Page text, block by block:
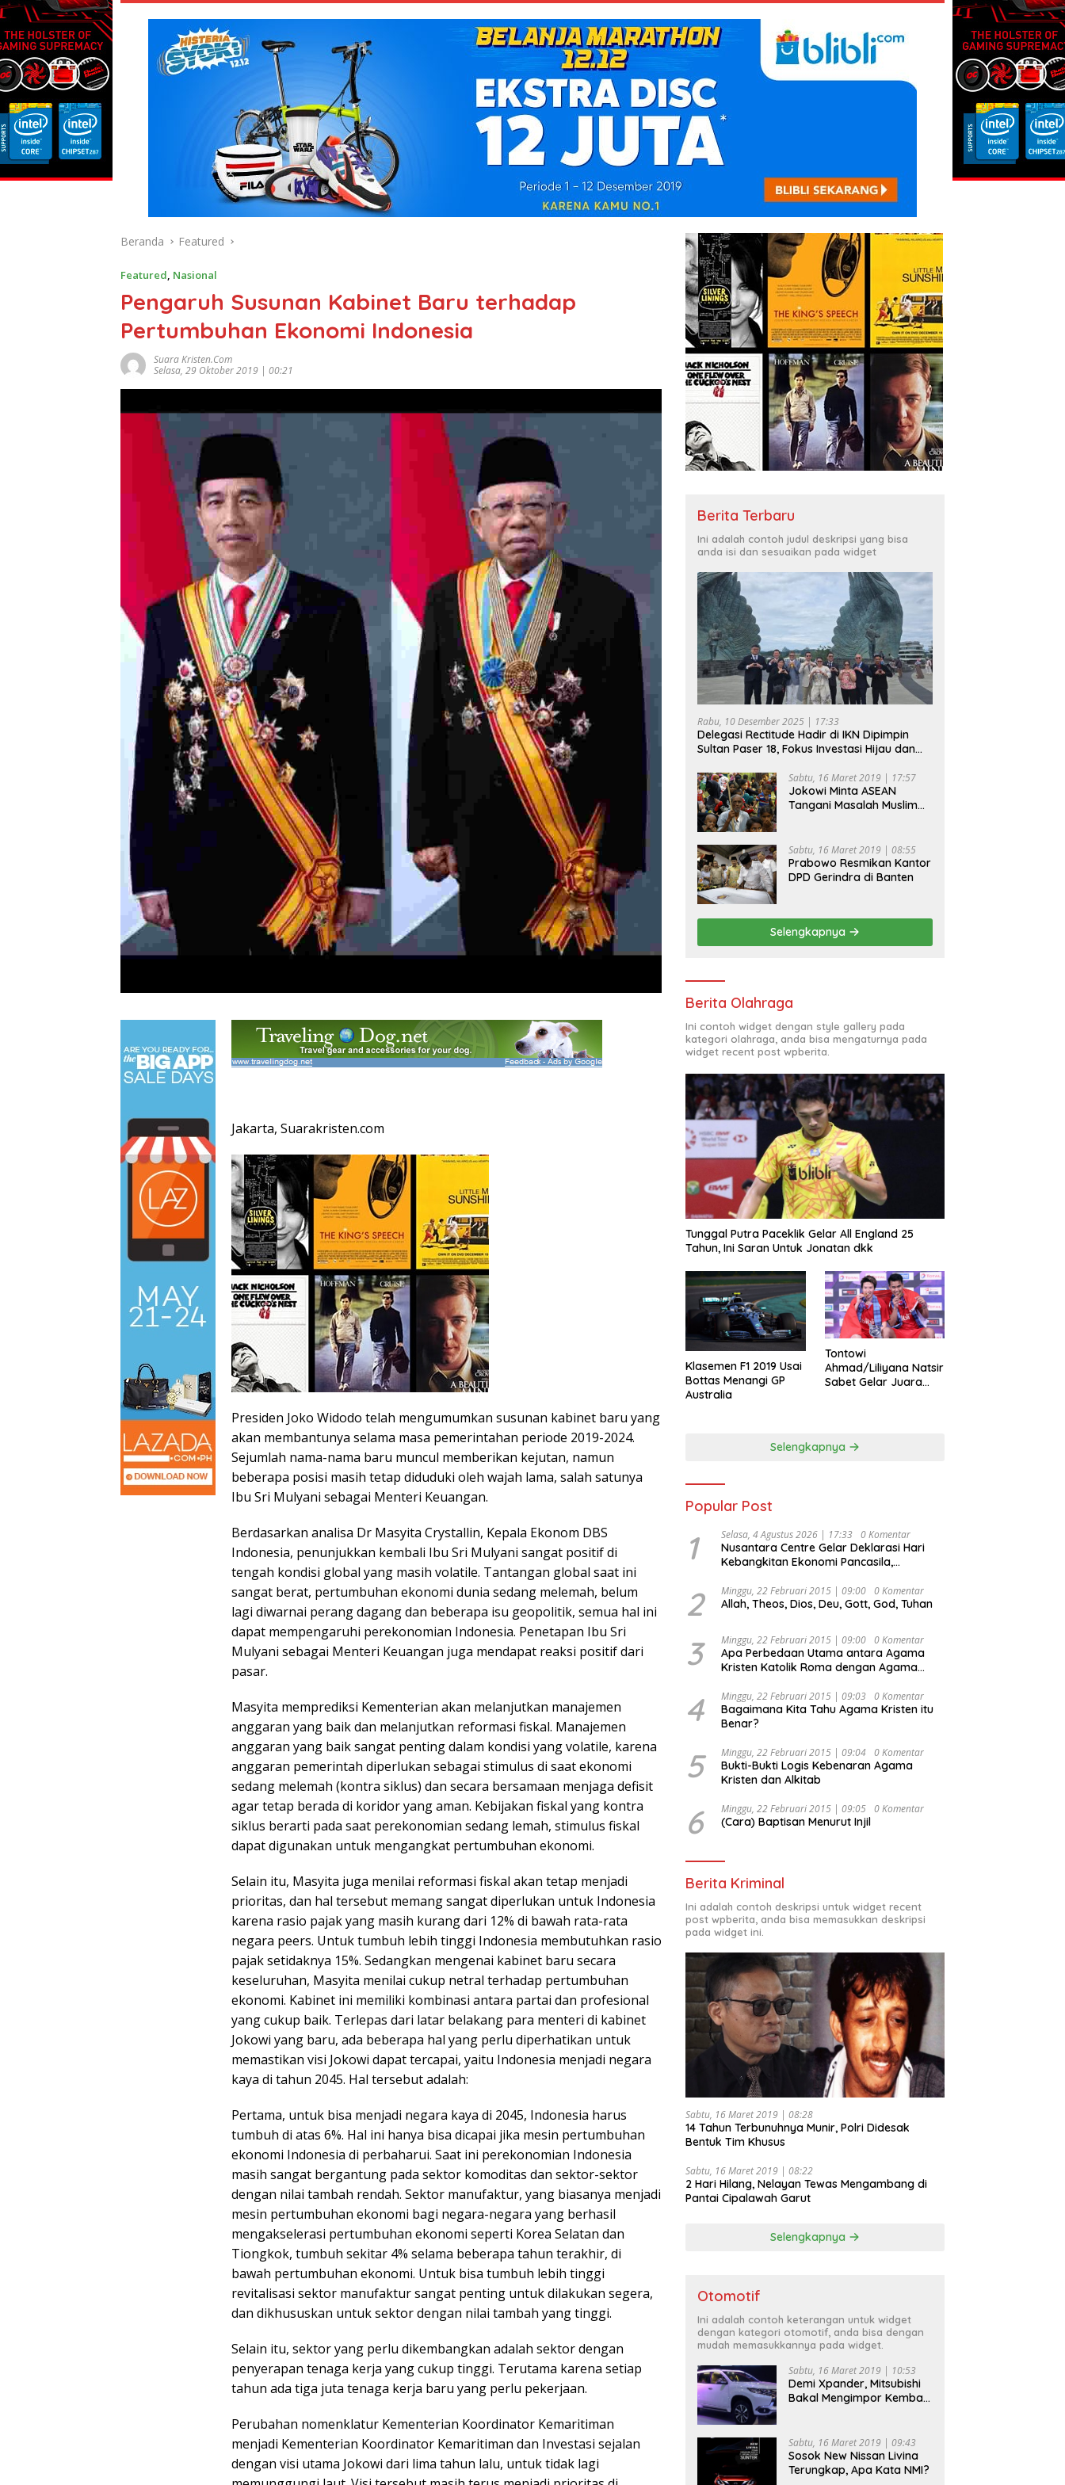
Beranda Featured
Featured, Nasional
Pengaruh Susunan Kabinet Baru terhadap
Pertumbuhan Ekonomi Indonesia
Suara Kristen.com
Selasa, 29 Oktober 2019 | 00:21
Jakarta, Suarakristen.com
Presiden Joko Widodo telah mengumumkan susunan kabinet baru yang
akan membantunya selama masa pemerintahan periode 2019-2024.
Sejumlah nama-nama baru muncul memberikan kejutan, namun
beberapa posisi masih tetap diduduki oleh wajah lama, salah satunya
Ibu Sri Mulyani sebagai Menteri Keuangan.
Berdasarkan analisa Dr Masyita Crystallin, Kepala Ekonom DBS
Indonesia, penunjukkan kembali Ibu Sri Mulyani sangat positif di
tengah kondisi global yang masih volatile. Tantangan global saat ini
sangat berat, pertumbuhan ekonomi dunia sedang melemah, belum
lagi diwarnai perang dagang dan beberapa isu geopolitik, semua hal ini
dapat mempengaruhi perekonomian Indonesia. Penetapan Ibu Sri
Mulyani sebagai Menteri Keuangan juga mendapat reaksi positif dari
pasar.
Masyita memprediksi Kementerian akan melanjutkan manajemen
anggaran yang baik dan melanjutkan reformasi fiskal. Manajemen
anggaran yang baik sangat penting dalam kondisi yang volatile, karena
anggaran pemerintah diperlukan sebagai stimulus di saat ekonomi
sedang melemah (kontra siklus) dan secara bersamaan menjaga defisit
agar tetap berada di koridor yang aman. Kebijakan fiskal yang kontra
siklus berarti pada saat perekonomian sedang lemah, stimulus fiskal
dapat digunakan untuk mengangkat pertumbuhan ekonomi.
Selain itu, Masyita juga menilai reformasi fiskal akan tetap menjadi
prioritas, dan hal tersebut memang sangat diperlukan untuk Indonesia
karena rasio pajak yang masih kurang dari 12% di bawah rata-rata
negara peers. Untuk tumbuh lebih tinggi Indonesia membutuhkan rasio
pajak setidaknya 15%. Sedangkan mengenai kabinet baru secara
keseluruhan, Masyita menilai cukup netral terhadap pertumbuhan
ekonomi. Kabinet ini memiliki kombinasi antara partai dan profesional
yang cukup baik. Terlepas dari latar belakang para menteri di kabinet
Jokowi yang baru, ada beberapa hal yang perlu diperhatikan untuk
memastikan visi Jokowi dapat tercapai, yaitu Indonesia menjadi negara
kaya di tahun 2045. Hal tersebut adalah:
Pertama, untuk bisa menjadi negara kaya di 2045, Indonesia harus
tumbuh di atas 6%. Hal ini hanya bisa dicapai jika mesin pertumbuhan
ekonomi Indonesia di perbaharui. Saat ini perekonomian Indonesia
masih sangat bergantung pada sektor komoditas dan sektor-sektor
dengan nilai tambah rendah. Sektor manufaktur, yang biasanya menjadi
mesin pertumbuhan ekonomi bagi negara-negara yang berhasil
mengakselerasi pertumbuhan ekonomi seperti Korea Selatan dan
Tiongkok, tumbuh sekitar 4% selama beberapa tahun terakhir, di
bawah pertumbuhan ekonomi. Untuk bisa tumbuh lebih tinggi
revitalisasi sektor manufaktur sangat penting untuk dilakukan segera,
dan dikhususkan untuk sektor dengan nilai tambah yang tinggi.
Selain itu, sektor yang perlu dikembangkan adalah sektor dengan
penyerapan tenaga kerja yang cukup tinggi. Terutama karena setiap
tahun ada tiga juta tenaga kerja baru yang perlu pekerjaan.
Perubahan nomenklatur Kementerian Koordinator Kemaritiman
menjadi Kementerian Koordinator Kemaritiman dan Investasi sejalan
dengan visi utama Jokowi dari lima tahun lalu, untuk tidak lagi
Berita Terbaru
Ini adalah contoh judul deskripsi yang bisa
anda isi dan sesuaikan pada widget
Rabu, 10 Desember 2025 | 17:33
Delegasi Rectitude Hadir di IKN Dipimpin
Sultan Paser 18, Fokus Investasi Hijau dan
Sabtu, 16 Maret 2019 | 17:57
Jokowi Minta ASEAN
Tangani Masalah Muslim
Sabtu, 16 Maret 2019 | 08:55
Prabowo Resmikan Kantor
DPD Gerindra di Banten
Selengkapnya
Berita Olahraga
Ini contoh widget dengan style gallery pada
kategori olahraga, anda bisa mengaturnya pada
widget recent post wpberita.
Tunggal Putra Paceklik Gelar All England 25
Tahun, Ini Saran Untuk Jonatan dkk
Klasemen F1 2019 Usai
Bottas Menangi GP
Australia
Tontowi
Ahmad/Liliyana Natsir
Sabet Gelar Juara
Selengkapnya
Popular Post
1 Selasa, 4 Agustus 2026 | 17:33 0 Komentar
Nusantara Centre Gelar Deklarasi Hari
Kebangkitan Ekonomi Pancasila,
Djojohadikusumo Anti Penjajahan
(Pergolakan Ekonomi Politik Indonesia) &
Undang Perekonomian Nasional dan
Kesejahteraan Sosial dalam Menata
Bangsa Menuju Indonesia Emas 2045”,
2 Minggu, 22 Februari 2015 | 09:00 0 Komentar
Allah, Theos, Dios, Deu, Gott, God, Tuhan
3 Minggu, 22 Februari 2015 | 09:00 0 Komentar
Apa Perbedaan Utama antara Agama
Kristen Katolik Roma dengan Agama
4 Minggu, 22 Februari 2015 | 09:03 0 Komentar
Bagaimana Kita Tahu Agama Kristen itu
Benar?
5 Minggu, 22 Februari 2015 | 09:04 0 Komentar
Bukti-Bukti Logis Kebenaran Agama
Kristen dan Alkitab
6 Minggu, 22 Februari 2015 | 09:05 0 Komentar
(Cara) Baptisan Menurut Injil
Berita Kriminal
Ini adalah contoh deskripsi untuk widget recent
post wpberita, anda bisa memasukkan deskripsi
pada widget ini.
Sabtu, 16 Maret 2019 | 08:28
14 Tahun Terbunuhnya Munir, Polri Didesak
Bentuk Tim Khusus
Sabtu, 16 Maret 2019 | 08:22
2 Hari Hilang, Nelayan Tewas Mengambang di
Pantai Cipalawah Garut
Selengkapnya
Otomotif
Ini adalah contoh keterangan untuk widget
dengan kategori otomotif, anda bisa dengan
mudah memasukkannya pada widget.
Sabtu, 16 Maret 2019 | 10:53
Demi Xpander, Mitsubishi
Bakal Mengimpor Kembali
Sabtu, 16 Maret 2019 | 09:43
Sosok New Nissan Livina
Terungkap, Apa Kata NMI?